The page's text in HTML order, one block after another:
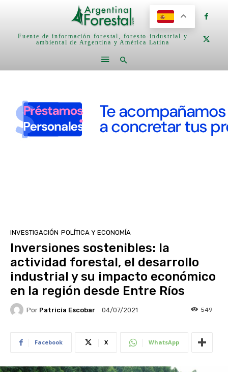
Fuente de información forestal, foresto-industrial y
ambiental de Argentina y América Latina
INVESTIGACIÓN POLÍTICA Y ECONOMÍA
Inversiones sostenibles: la
actividad forestal, el desarrollo
industrial y su impacto económico
en la región desde Entre Ríos
Por Patricia Escobar 04/07/2021 549
Facebook X WhatsApp